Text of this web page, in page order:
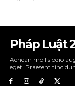
Pháp Luật
Aenean mollis odio
eget. Praesent